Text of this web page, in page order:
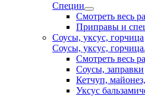
Специи
Смотреть весь
Приправы и
Соусы, уксус, горчица
Соусы, уксус, горчица
Смотреть весь
Соусы, заправки
Кетчуп,
Уксус